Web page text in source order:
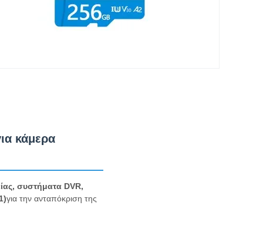
κάμερα
συστήματα DVR,
για την ανταπόκριση της